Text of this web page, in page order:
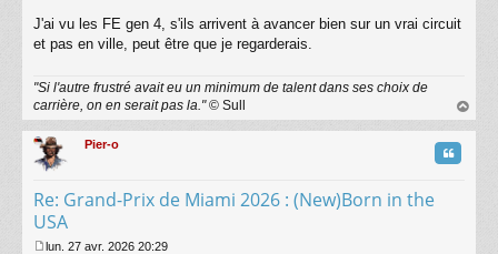
J'ai vu les FE gen 4, s'ils arrivent à avancer bien sur un vrai circuit
et pas en ville, peut être que je regarderais.
"Si l'autre frustré avait eu un minimum de talent dans ses choix de
carrière, on en serait pas la."© Sull
au
Pier-o
Re: Grand-Prix de Miami 2026 : (New)Born in the
USA
Citation
lun. 27 avr. 2026 20:29